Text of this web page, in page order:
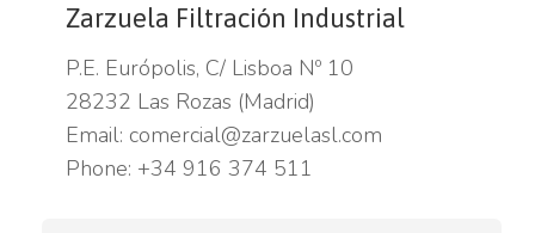
Zarzuela Filtración Industrial
P.E. Európolis, C/ Lisboa Nº 10
28232 Las Rozas (Madrid)
Email: comercial@zarzuelasl.com
Phone: +34 916 374 511